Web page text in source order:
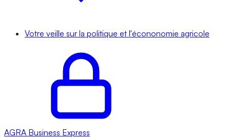
Votre veille sur la politique et l'écononomie agricole
AGRA Business Express